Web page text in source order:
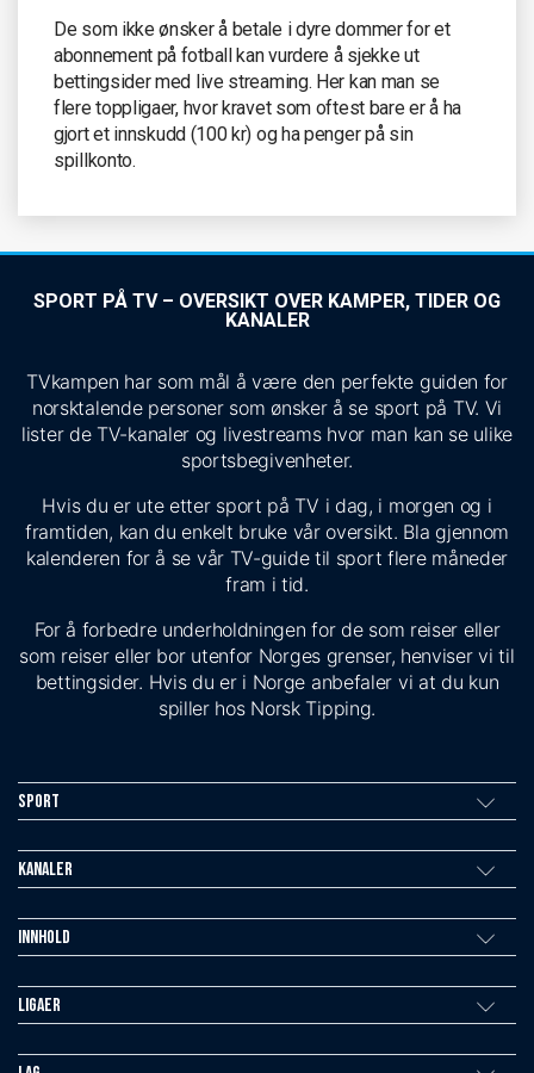
De som ikke ønsker å betale i dyre dommer for et
abonnement på fotball kan vurdere å sjekke ut
bettingsider med live streaming. Her kan man se
flere toppligaer, hvor kravet som oftest bare er å ha
gjort et innskudd (100 kr) og ha penger på sin
spillkonto.
SPORT PÅ TV – OVERSIKT OVER KAMPER, TIDER OG
KANALER
TVkampen har som mål å være den perfekte guiden for
norsktalende personer som ønsker å se sport på TV. Vi
lister de TV-kanaler og livestreams hvor man kan se ulike
sportsbegivenheter.
Hvis du er ute etter sport på TV i dag, i morgen og i
framtiden, kan du enkelt bruke vår oversikt. Bla gjennom
kalenderen for å se vår TV-guide til sport flere måneder
fram i tid.
For å forbedre underholdningen for de som reiser eller
som reiser eller bor utenfor Norges grenser, henviser vi til
bettingsider. Hvis du er i Norge anbefaler vi at du kun
spiller hos Norsk Tipping.
Sport
Kanaler
Innhold
Ligaer